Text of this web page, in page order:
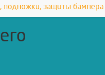
подножки, защиты